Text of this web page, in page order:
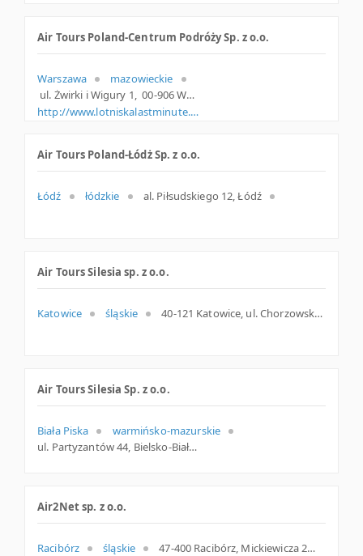
Air Tours Poland-Centrum Podróży Sp. z o.o.
Warszawa
mazowieckie
ul. Żwirki i Wigury 1, 00-906 Warszawa, m. Warszawa, mazowieckie
http://www.lotniskalastminute.pl
Air Tours Poland-Łódż Sp. z o.o.
Łódź łódzkie al. Piłsudskiego 12, Łódź
Air Tours Silesia sp. z o.o.
Katowice śląskie 40-121 Katowice, ul. Chorzowska 50, śląskie
Air Tours Silesia Sp. z o.o.
Biała Piska
warmińsko-mazurskie
ul. Partyzantów 44, Bielsko-Biała
Air2Net sp. z o.o.
Racibórz śląskie 47-400 Racibórz, Mickiewicza 20, śląskie